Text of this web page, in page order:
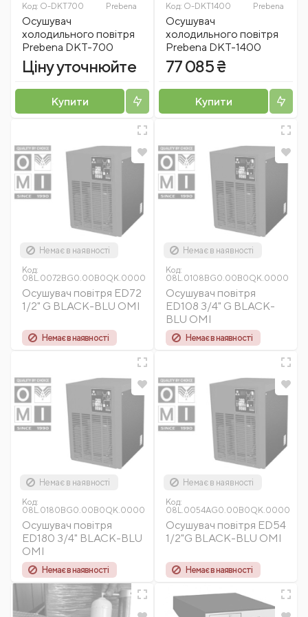
Код: O-DKT700 Prebena
Осушувач
холодильного повітря
Prebena DKT-700
Ціну уточнюйте
Купити
Код: O-DKT1400 Prebena
Осушувач
холодильного повітря
Prebena DKT-1400
77 085 ₴
Купити
Немає в наявності
Код:
08L.0072BG0.00B0QK.0000
OMI
Осушувач повітря ED72
1/2" G BLACK-BLU OMI
Немає в наявності
Немає в наявності
Код:
08L.0108BG0.00B0QK.0000
Осушувач повітря
ED108 3/4" G BLACK-
BLU OMI
Немає в наявності
Немає в наявності
Код:
08L.0180BG0.00B0QK.0000
OMI
Осушувач повітря
ED180 3/4" BLACK-BLU
OMI
Немає в наявності
Немає в наявності
Код:
08L.0054AG0.00B0QK.0000
Осушувач повітря ED54
1/2"G BLACK-BLU OMI
Немає в наявності